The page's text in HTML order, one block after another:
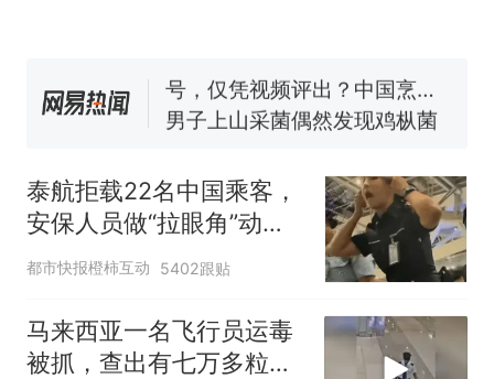
协会回应
男子上山采菌偶然发现鸡枞菌
窝，原地守1天等它长大：挖了
回大海 目击者直呼震惊 （视频
来源：参考消息）
笔试第一被第二名传话劝弃考
官方通报
热 制裁瓜子饺子，美国怕什
泰航拒载22名中国乘客，
安保人员做“拉眼角”动
作，泰国机场最新回应：
拒绝登机决定由航司作
出；亲历者：曾承诺免费
改签但没兑现
都市快报橙柿互动 5402跟贴
马来西亚一名飞行员运毒
被抓，查出有七万多粒摇